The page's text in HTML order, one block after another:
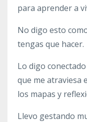
para aprender a
No digo esto
tengas que hacer.
Lo digo
que me atraviesa
los mapas y
Llevo gestando